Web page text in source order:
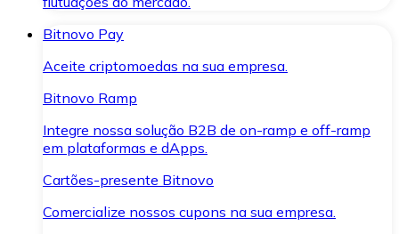
Bitnovo Pay
Aceite criptomoedas na sua empresa.
Bitnovo Ramp
Integre nossa solução B2B de on-ramp e off-ramp
em plataformas e dApps.
Cartões-presente Bitnovo
Comercialize nossos cupons na sua empresa.